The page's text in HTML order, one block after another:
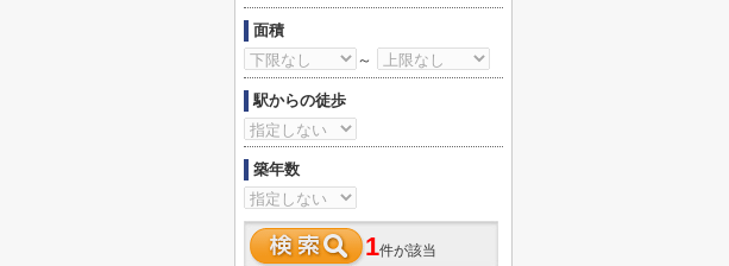
面積
～
駅からの徒歩
築年数
1件が該当